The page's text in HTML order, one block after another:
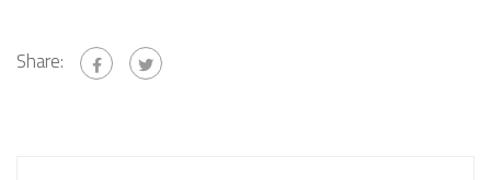
Share: